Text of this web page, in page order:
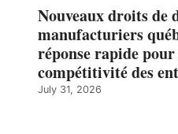
Nouveaux droits de
manufacturiers
réponse rapide
compétitivité des
July 31, 2026